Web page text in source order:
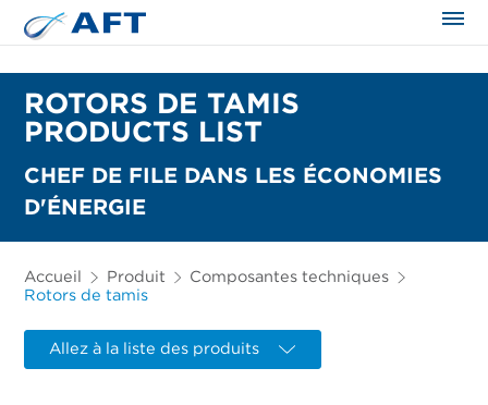
ROTORS DE TAMIS
PRODUCTS LIST
CHEF DE FILE DANS LES ÉCONOMIES
D'ÉNERGIE
Accueil Produit
Composantes techniques
Rotors de tamis
Allez à la liste des produits